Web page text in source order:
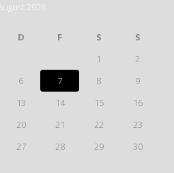
August 2026
D F S
S
1
2
6 7 8
9
13 14 15
16
20 21 22
23
27 28 29
30